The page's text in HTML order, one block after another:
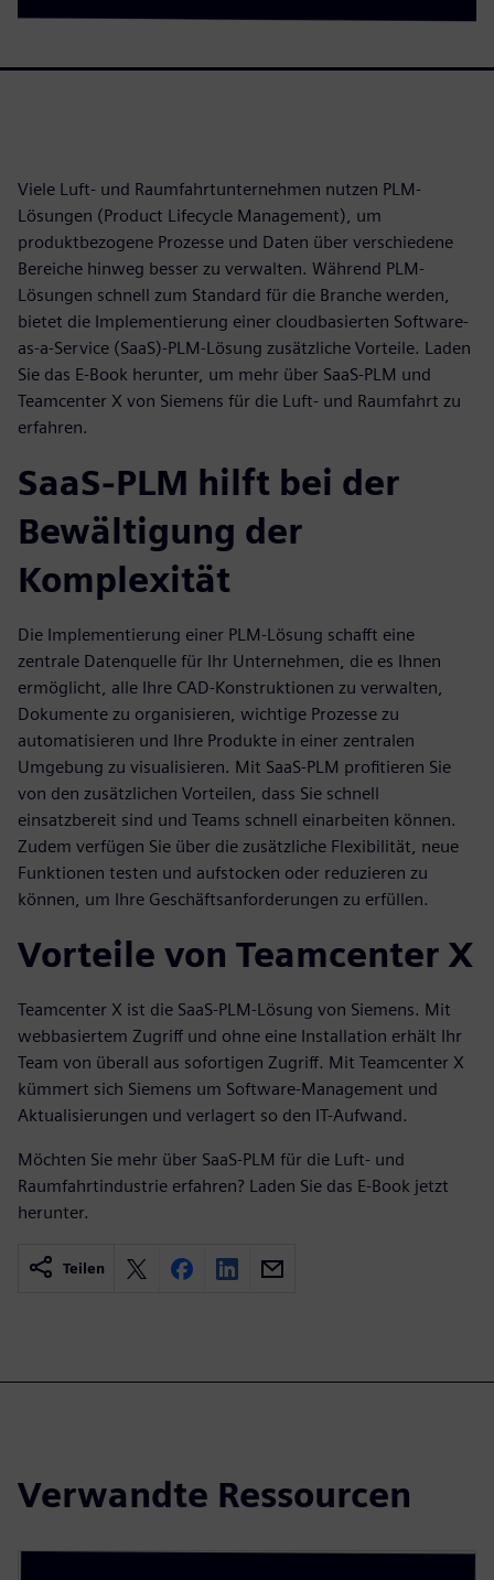
Viele Luft- und Raumfahrtunternehmen nutzen PLM-
Lösungen (Product Lifecycle Management), um
produktbezogene Prozesse und Daten über verschiedene
Bereiche hinweg besser zu verwalten. Während PLM-
Lösungen schnell zum Standard für die Branche werden,
bietet die Implementierung einer cloudbasierten Software-
as-a-Service (SaaS)-PLM-Lösung zusätzliche Vorteile. Laden
Sie das E-Book herunter, um mehr über SaaS-PLM und
Teamcenter X von Siemens für die Luft- und Raumfahrt zu
erfahren.
SaaS-PLM hilft bei der
Bewältigung der
Komplexität
Die Implementierung einer PLM-Lösung schafft eine
zentrale Datenquelle für Ihr Unternehmen, die es Ihnen
ermöglicht, alle Ihre CAD-Konstruktionen zu verwalten,
Dokumente zu organisieren, wichtige Prozesse zu
automatisieren und Ihre Produkte in einer zentralen
Umgebung zu visualisieren. Mit SaaS-PLM profitieren Sie
von den zusätzlichen Vorteilen, dass Sie schnell
einsatzbereit sind und Teams schnell einarbeiten können.
Zudem verfügen Sie über die zusätzliche Flexibilität, neue
Funktionen testen und aufstocken oder reduzieren zu
können, um Ihre Geschäftsanforderungen zu erfüllen.
Vorteile von Teamcenter X
Teamcenter X ist die SaaS-PLM-Lösung von Siemens. Mit
webbasiertem Zugriff und ohne eine Installation erhält Ihr
Team von überall aus sofortigen Zugriff. Mit Teamcenter X
kümmert sich Siemens um Software-Management und
Aktualisierungen und verlagert so den IT-Aufwand.
Möchten Sie mehr über SaaS-PLM für die Luft- und
Raumfahrtindustrie erfahren? Laden Sie das E-Book jetzt
herunter.
Teilen
Verwandte Ressourcen